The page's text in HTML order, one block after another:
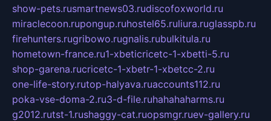
show-pets.rusmartnews03.rudiscofoxworld.ru
miraclecoon.rupongup.ruhostel65.ruliura.ruglasspb.ru
firehunters.rugribowo.rugnalis.rubulkitula.ru
hometown-france.ru1-xbeticricetc-1-xbetti-5.ru
shop-garena.rucricetc-1-xbetr-1-xbetcc-2.ru
one-life-story.rutop-halyava.ruaccounts112.ru
poka-vse-doma-2.ru3-d-file.ruhahahaharms.ru
g2012.rutst-1.rushaggy-cat.ruopsmgr.ruev-gallery.ru